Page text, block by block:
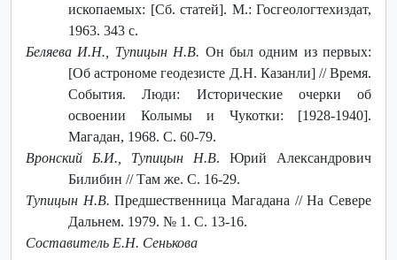
ископаемых: [Сб. статей]. М.: Госгеологтехиздат,
1963. 343 с.
Беляева И.Н., Тупицын Н.В. Он был одним из первых:
[Об астрономе геодезисте Д.Н. Казанли] // Время.
События. Люди: Исторические очерки об
освоении Колымы и Чукотки: [1928-1940].
Магадан, 1968. С. 60-79.
Вронский Б.И., Тупицын Н.В. Юрий Александрович
Билибин // Там же. С. 16-29.
Тупицын Н.В. Предшественница Магадана // На Севере
Дальнем. 1979. № 1. С. 13-16.
Составитель Е.Н. Сенькова